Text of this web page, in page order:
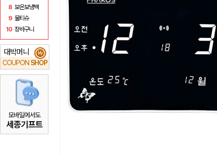
8 보온보냉백
9 물티슈
10 장바구니
대박머니
COUPON SHOP
₩
모바일에서도
세종기프트